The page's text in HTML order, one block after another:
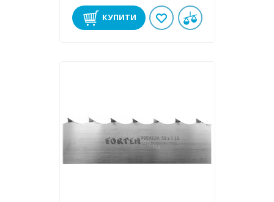
КУПИТИ